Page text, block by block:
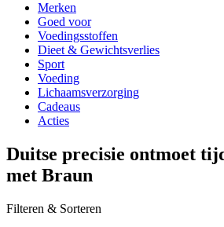
Merken
Goed voor
Voedingsstoffen
Dieet & Gewichtsverlies
Sport
Voeding
Lichaamsverzorging
Cadeaus
Acties
Duitse precisie ontmoet
met Braun
Filteren & Sorteren